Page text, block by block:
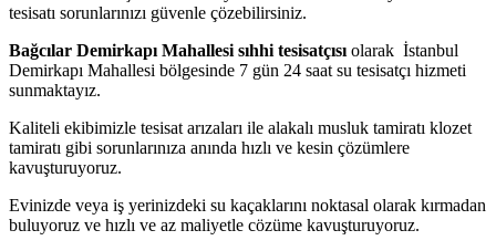
tesisatı sorunlarınızı güvenle çözebilirsiniz.
Bağcılar Demirkapı Mahallesi sıhhi tesisatçısı olarak İstanbul
Demirkapı Mahallesi bölgesinde 7 gün 24 saat su tesisatçı hizmeti
sunmaktayız.
Kaliteli ekibimizle tesisat arızaları ile alakalı musluk tamiratı klozet
tamiratı gibi sorunlarınıza anında hızlı ve kesin çözümlere
kavuşturuyoruz.
Evinizde veya iş yerinizdeki su kaçaklarını noktasal olarak kırmadan
buluyoruz ve hızlı ve az maliyetle cözüme kavuşturuyoruz.